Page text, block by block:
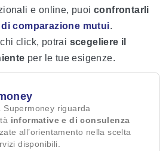
e online, puoi confrontarli
comparazione mutui.
click, potrai scegeliere il
per le tue esigenze.
riguarda
informative e di consulenza
all’orientamento nella scelta
disponibili.